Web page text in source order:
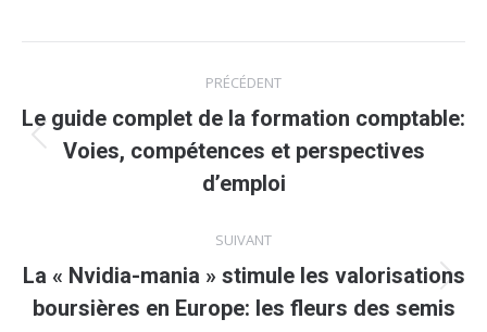
article
PRÉCÉDENT
Article
précédent
Le guide complet de la formation comptable:
Voies, compétences et perspectives
d’emploi
SUIVANT
Article
suivant
La « Nvidia-mania » stimule les valorisations
boursières en Europe: les fleurs des semis